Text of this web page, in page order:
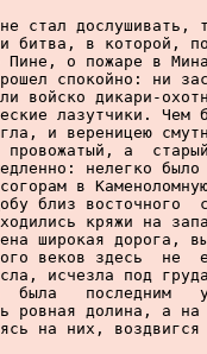
стал дослушивать,
битва, в которой,
Пине, о пожаре в
спокойно: ни
войско дикари-
лазутчики. Чем
и вереницею
провожатый, а
нелегко
в
близ
кряжи на
широкая дорога,
веков здесь  не
исчезла под
была   последним
ровная долина, а
на них,